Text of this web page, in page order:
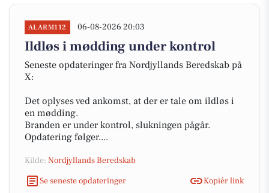
ALARM112 06-08-2026 20:03
Ildløs i mødding under kontrol
Seneste opdateringer fra Nordjyllands Beredskab på
X:
Det oplyses ved ankomst, at der er tale om ildløs i
en mødding.
Branden er under kontrol, slukningen pågår.
Opdatering følger....
Kilde: Nordjyllands Beredskab
Se seneste opdateringer
Kopiér link